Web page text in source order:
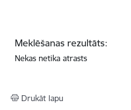
Meklēšanas rezultāts:
Nekas netika atrasts
Drukāt lapu